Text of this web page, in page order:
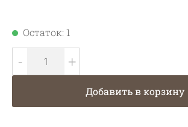
Остаток: 1
- +
Добавить в корзину